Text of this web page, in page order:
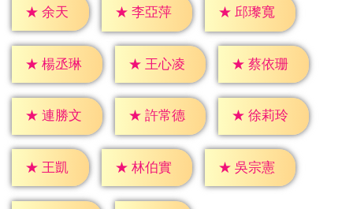
★ 余天 ★ 李亞萍 ★ 邱瓈寬
★ 楊丞琳 ★ 王心凌 ★ 蔡依珊
★ 連勝文 ★ 許常德 ★ 徐莉玲
★ 王凱 ★ 林伯實 ★ 吳宗憲